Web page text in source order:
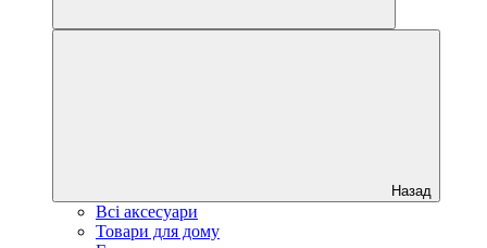
Назад
Всі аксесуари
Товари для дому